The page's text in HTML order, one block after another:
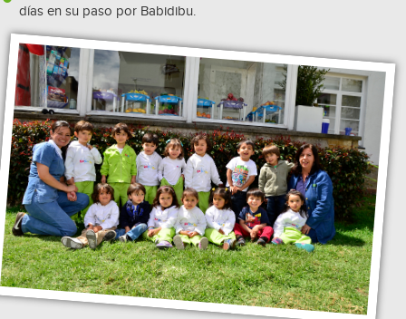
días en su paso por Babidibu.